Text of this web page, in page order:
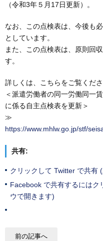
（令和3年５月17日更新）。
なお、この点検表は、今後も
としています。
また、この点検表は、原則回
す。
詳しくは、こちらをご覧くださ
＜派遣労働者の同一労働同一
に係る自主点検表を更新＞
≫
https://www.mhlw.go.jp/stf/
共有:
クリックして Twitter で共有
Facebook で共有するにはク
ウで開きます)
前の記事へ